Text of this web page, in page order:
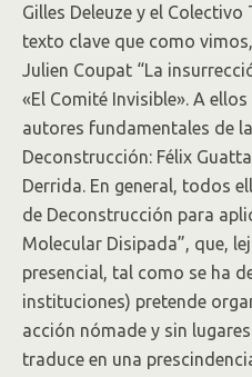
Gilles Deleuze y el
texto clave que como
Julien Coupat “La
«El Comité Invisible». A
autores fundamentales de
Deconstrucción: Félix
Derrida. En general, todos
de Deconstrucción para
Molecular Disipada”, que,
presencial, tal como se ha
instituciones) pretende
acción nómade y sin
traduce en una